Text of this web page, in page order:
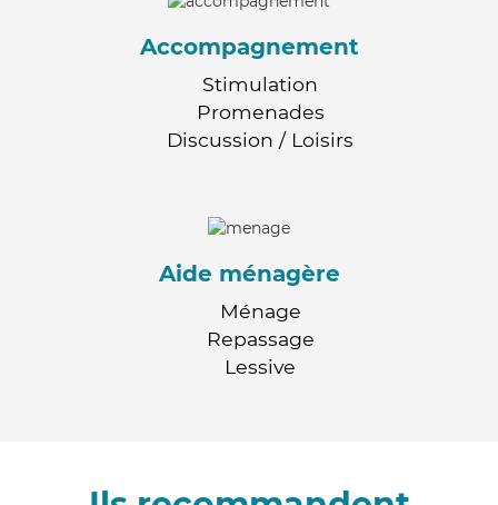
Accompagnement
Stimulation
Promenades
Discussion / Loisirs
Aide ménagère
Ménage
Repassage
Lessive